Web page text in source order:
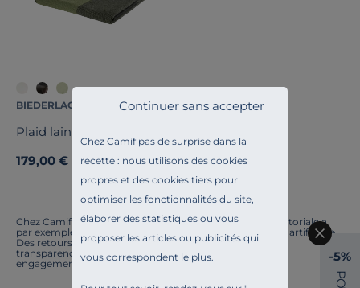
Chez Camif pas de surprise dans la
recette : nous utilisons des cookies
propres et des cookies tiers pour
optimiser les fonctionnalités du site,
élaborer des statistiques ou vous
proposer les articles ou publicités qui
vous correspondent le plus.
Continuer sans accepter
BIEDERLACK
Plaid laine mérinos Béryl
179,00 €
Chez Camif, on innove en permanence. Notre équipe éditoriale a
par exemple généré cette page à l'aide d'une intelligence artificielle.
Des retours ? Nous sommes à l'écoute. Tout comme la
transparence, l'amélioration continue fait partie de nos
engagements.
-5%
P
O